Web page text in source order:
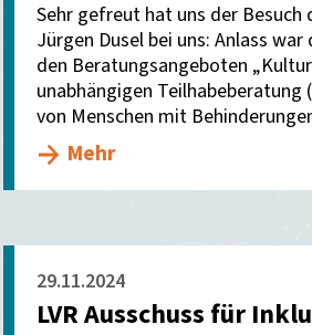
Sehr gefreut hat uns der
Jürgen Dusel bei uns: Anlass
den Beratungsangeboten
unabhängigen
von Menschen mit
Mehr
29.11.2024
LVR Ausschuss für